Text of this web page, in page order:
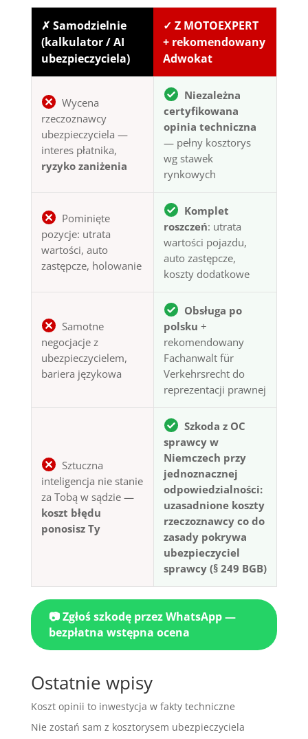
✗ Samodzielnie
(kalkulator / AI
ubezpieczyciela)
✓ Z MOTOEXPERT
+ rekomendowany
Adwokat
Wycena
rzeczoznawcy
ubezpieczyciela —
interes płatnika,
ryzyko zaniżenia
Niezależna
certyfikowana
opinia techniczna
— pełny kosztorys
wg stawek
rynkowych
Pominięte
pozycje: utrata
wartości, auto
zastępcze, holowanie
Komplet
roszczeń: utrata
wartości pojazdu,
auto zastępcze,
koszty dodatkowe
Samotne
negocjacje z
ubezpieczycielem,
bariera językowa
Obsługa po
polsku +
rekomendowany
Fachanwalt für
Verkehrsrecht do
reprezentacji prawnej
Sztuczna
inteligencja nie stanie
za Tobą w sądzie —
koszt błędu
ponosisz Ty
Szkoda z OC
sprawcy w
Niemczech przy
jednoznacznej
odpowiedzialności:
uzasadnione koszty
rzeczoznawcy co do
zasady pokrywa
ubezpieczyciel
sprawcy (§ 249 BGB)
📷 Zgłoś szkodę przez WhatsApp —
bezpłatna wstępna ocena
Ostatnie wpisy
Koszt opinii to inwestycja w fakty techniczne
Nie zostań sam z kosztorysem ubezpieczyciela